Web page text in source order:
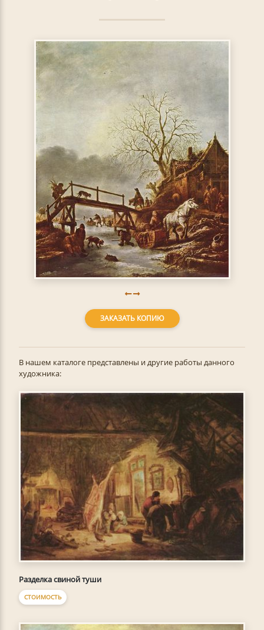
ЗАКАЗАТЬ КОПИЮ
В нашем каталоге представлены и другие работы данного
художника:
Разделка свиной туши
СТОИМОСТЬ